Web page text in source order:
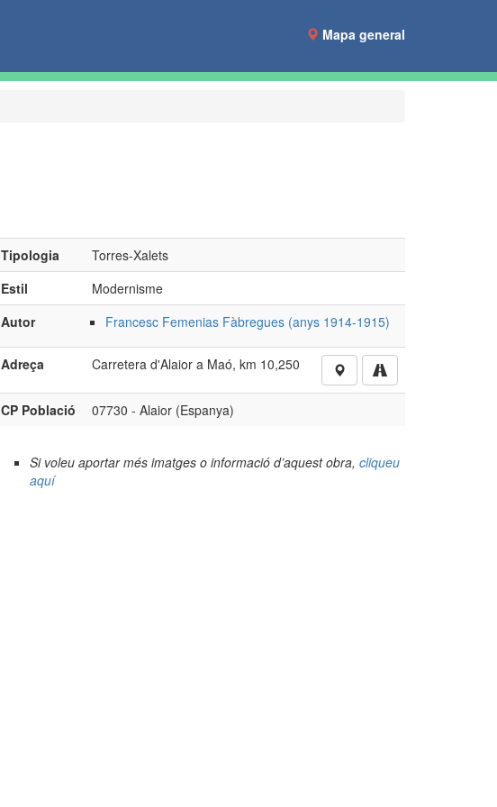
Mapa general
Tipologia
Torres-Xalets
Estil
Modernisme
Autor
Francesc Femenias Fàbregues (anys 1914-1915)
Adreça Carretera d'Alaior a Maó, km 10,250
CP Població 07730 - Alaior (Espanya)
Si voleu aportar més imatges o informació d’aquest obra, cliqueu
aquí